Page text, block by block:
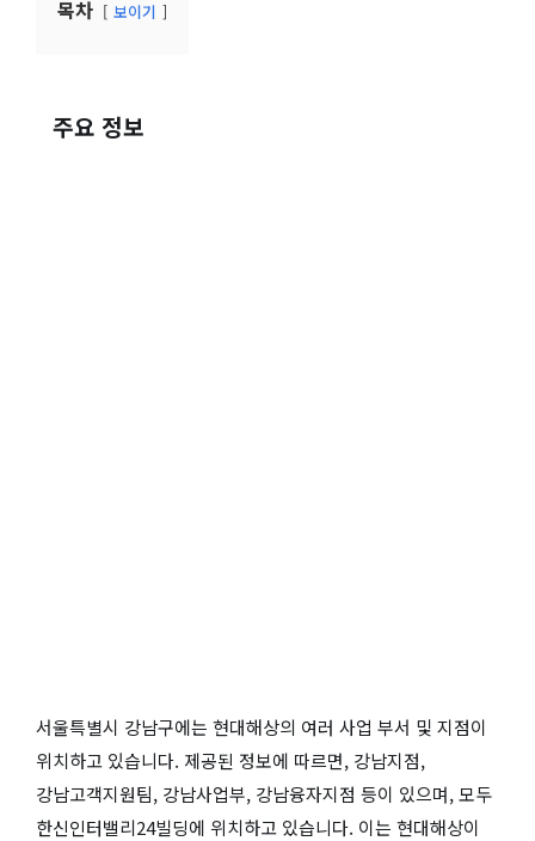
목차 보이기
주요 정보
서울특별시 강남구에는 현대해상의 여러 사업 부서 및 지점이
위치하고 있습니다. 제공된 정보에 따르면, 강남지점,
강남고객지원팀, 강남사업부, 강남융자지점 등이 있으며, 모두
한신인터밸리24빌딩에 위치하고 있습니다. 이는 현대해상이